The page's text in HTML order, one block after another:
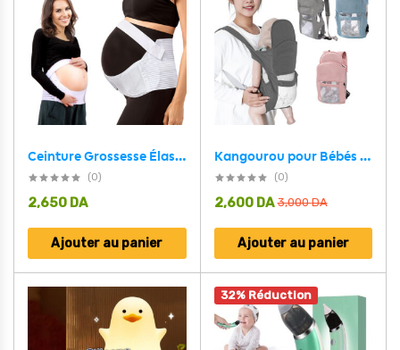
Ceinture Grossesse Élastique et Confortable
(0)
2,650 DA
Ajouter au panier
Kangourou pour Bébés et Tout-petits de 0 à 36 Mois avec Ceinture Réglable – حاملة رضيع مريحة
(0)
3,000DA
2,600 DA
Ajouter au panier
32% Réduction